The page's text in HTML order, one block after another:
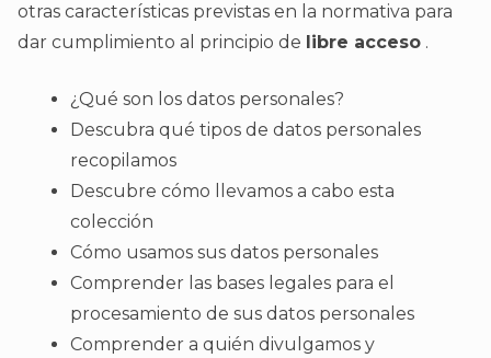
otras características previstas en la normativa para
dar cumplimiento al principio de libre acceso .
¿Qué son los datos personales?
Descubra qué tipos de datos personales
recopilamos
Descubre cómo llevamos a cabo esta
colección
Cómo usamos sus datos personales
Comprender las bases legales para el
procesamiento de sus datos personales
Comprender a quién divulgamos y